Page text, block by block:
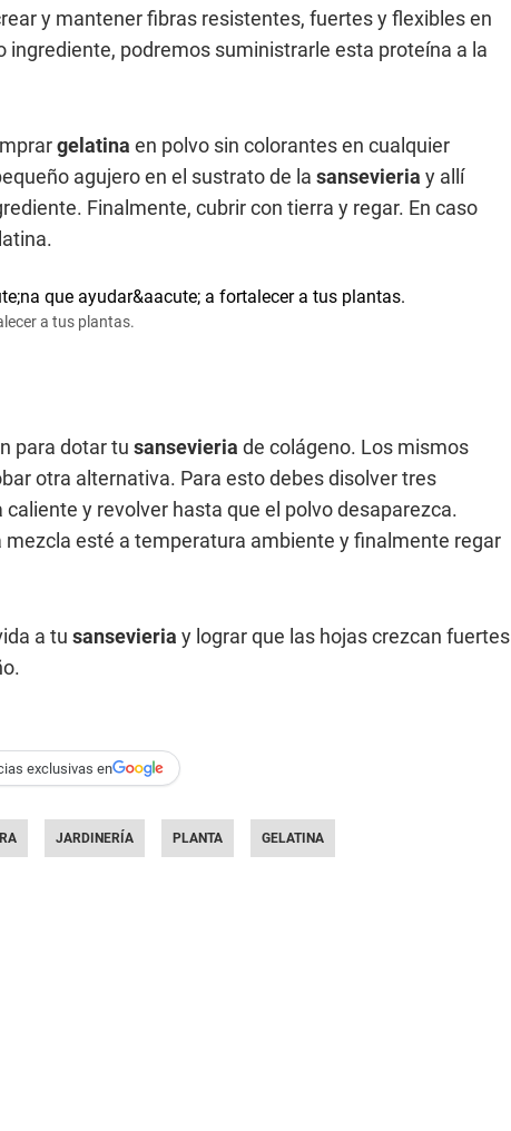
y mantener fibras resistentes, fuertes y flexibles en
ingrediente, podremos suministrarle esta proteína a la
gelatina en polvo sin colorantes en cualquier
agujero en el sustrato de la sansevieria y allí
Finalmente, cubrir con tierra y regar. En caso
a tus plantas.
para dotar tu sansevieria de colágeno. Los mismos
otra alternativa. Para esto debes disolver tres
y revolver hasta que el polvo desaparezca.
esté a temperatura ambiente y finalmente regar
a tu sansevieria y lograr que las hojas crezcan fuertes
exclusivas en
JARDINERÍA PLANTA GELATINA